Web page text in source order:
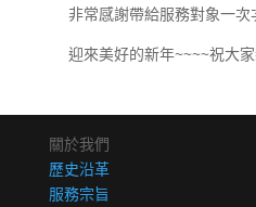
非常感謝帶給服務對象一
迎來美好的新年~~~~祝大
關於我們
歷史沿革
服務宗旨